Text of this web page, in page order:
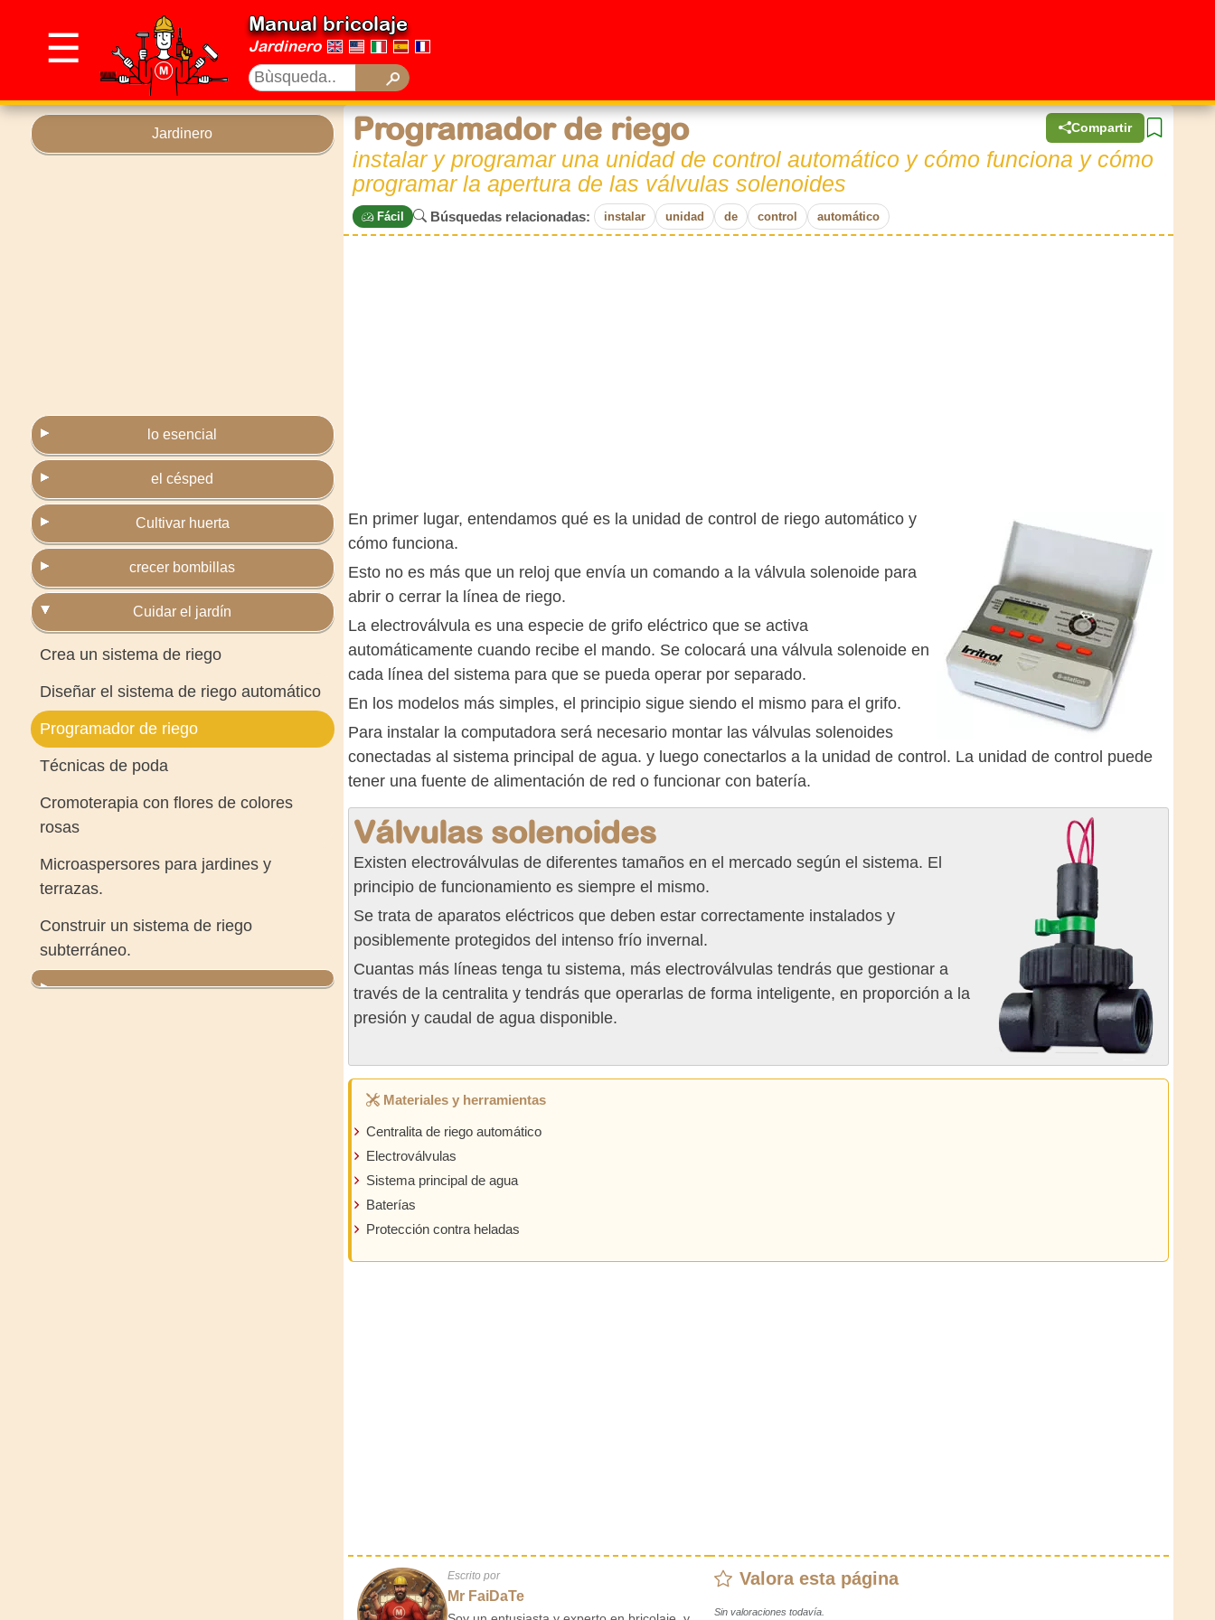
☰
Manual bricolaje
Jardinero
Jardinero
lo esencial
el césped
Cultivar huerta
crecer bombillas
Cuidar el jardín
Crea un sistema de riego
Diseñar el sistema de riego automático
Programador de riego
Técnicas de poda
Cromoterapia con flores de colores
rosas
Microaspersores para jardines y
terrazas.
Construir un sistema de riego
subterráneo.
Compartir
Programador de riego
instalar y programar una unidad de control automático y cómo funciona y cómo
programar la apertura de las válvulas solenoides
Fácil Búsquedas relacionadas: instalar unidad de control automático
En primer lugar, entendamos qué es la unidad de control de riego automático y
cómo funciona.
Esto no es más que un reloj que envía un comando a la válvula solenoide para
abrir o cerrar la línea de riego.
La electroválvula es una especie de grifo eléctrico que se activa
automáticamente cuando recibe el mando. Se colocará una válvula solenoide en
cada línea del sistema para que se pueda operar por separado.
En los modelos más simples, el principio sigue siendo el mismo para el grifo.
Para instalar la computadora será necesario montar las válvulas solenoides
conectadas al sistema principal de agua. y luego conectarlos a la unidad de control. La unidad de control puede
tener una fuente de alimentación de red o funcionar con batería.
Válvulas solenoides
Existen electroválvulas de diferentes tamaños en el mercado según el sistema. El
principio de funcionamiento es siempre el mismo.
Se trata de aparatos eléctricos que deben estar correctamente instalados y
posiblemente protegidos del intenso frío invernal.
Cuantas más líneas tenga tu sistema, más electroválvulas tendrás que gestionar a
través de la centralita y tendrás que operarlas de forma inteligente, en proporción a la
presión y caudal de agua disponible.
Materiales y herramientas
Centralita de riego automático
Electroválvulas
Sistema principal de agua
Baterías
Protección contra heladas
Escrito por
Mr FaiDaTe
Valora esta página
Sin valoraciones todavía.